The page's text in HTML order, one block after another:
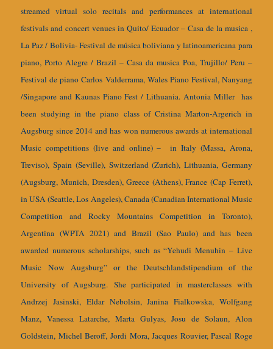
streamed virtual solo recitals and performances at international
festivals and concert venues in Quito/ Ecuador – Casa de la musica ,
La Paz / Bolivia- Festival de música boliviana y latinoamericana para
piano, Porto Alegre / Brazil – Casa da musica Poa, Trujillo/ Peru –
Festival de piano Carlos Valderrama, Wales Piano Festival, Nanyang
/Singapore and Kaunas Piano Fest / Lithuania. Antonia Miller has
been studying in the piano class of Cristina Marton-Argerich in
Augsburg since 2014 and has won numerous awards at international
Music competitions (live and online) – in Italy (Massa, Arona,
Treviso), Spain (Seville), Switzerland (Zurich), Lithuania, Germany
(Augsburg, Munich, Dresden), Greece (Athens), France (Cap Ferret),
in USA (Seattle, Los Angeles), Canada (Canadian International Music
Competition and Rocky Mountains Competition in Toronto),
Argentina (WPTA 2021) and Brazil (Sao Paulo) and has been
awarded numerous scholarships, such as “Yehudi Menuhin – Live
Music Now Augsburg” or the Deutschlandstipendium of the
University of Augsburg. She participated in masterclasses with
Andrzej Jasinski, Eldar Nebolsin, Janina Fialkowska, Wolfgang
Manz, Vanessa Latarche, Marta Gulyas, Josu de Solaun, Alon
Goldstein, Michel Beroff, Jordi Mora, Jacques Rouvier, Pascal Roge